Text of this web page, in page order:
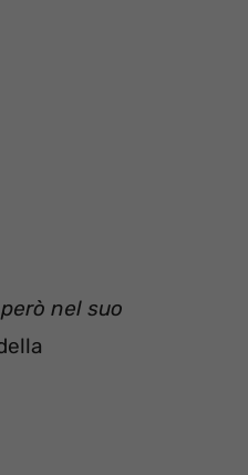
nel suo